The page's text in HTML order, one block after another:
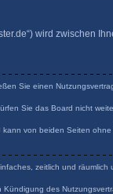
wird zwischen
Sie einen
Sie das Board nicht
von beiden Seiten
zeitlich und
des